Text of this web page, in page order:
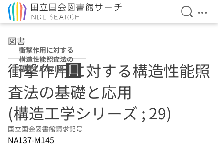
検索を
メ
図書
衝撃作用に対する
構造性能照査法の
基礎と応用 (構造
工学シリーズ ;
29)
衝撃作用に対する構造性能照
査法の基礎と応用
(構造工学シリーズ ; 29)
国立国会図書館請求記号
NA137-M145